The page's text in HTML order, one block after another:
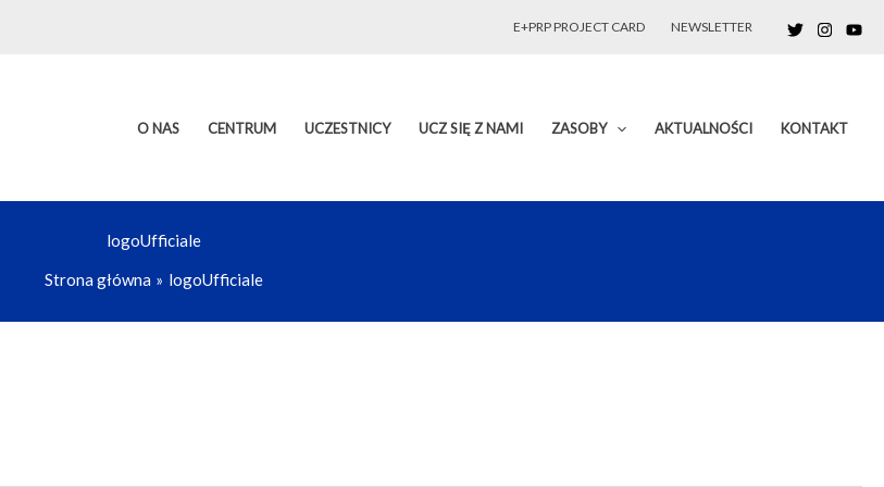
E+PRP PROJECT CARD NEWSLETTER
O NAS CENTRUM UCZESTNICY UCZ SIĘ Z NAMI ZASOBY AKTUALNOŚCI KONTAKT
logoUfficiale
Strona główna
logoUfficiale